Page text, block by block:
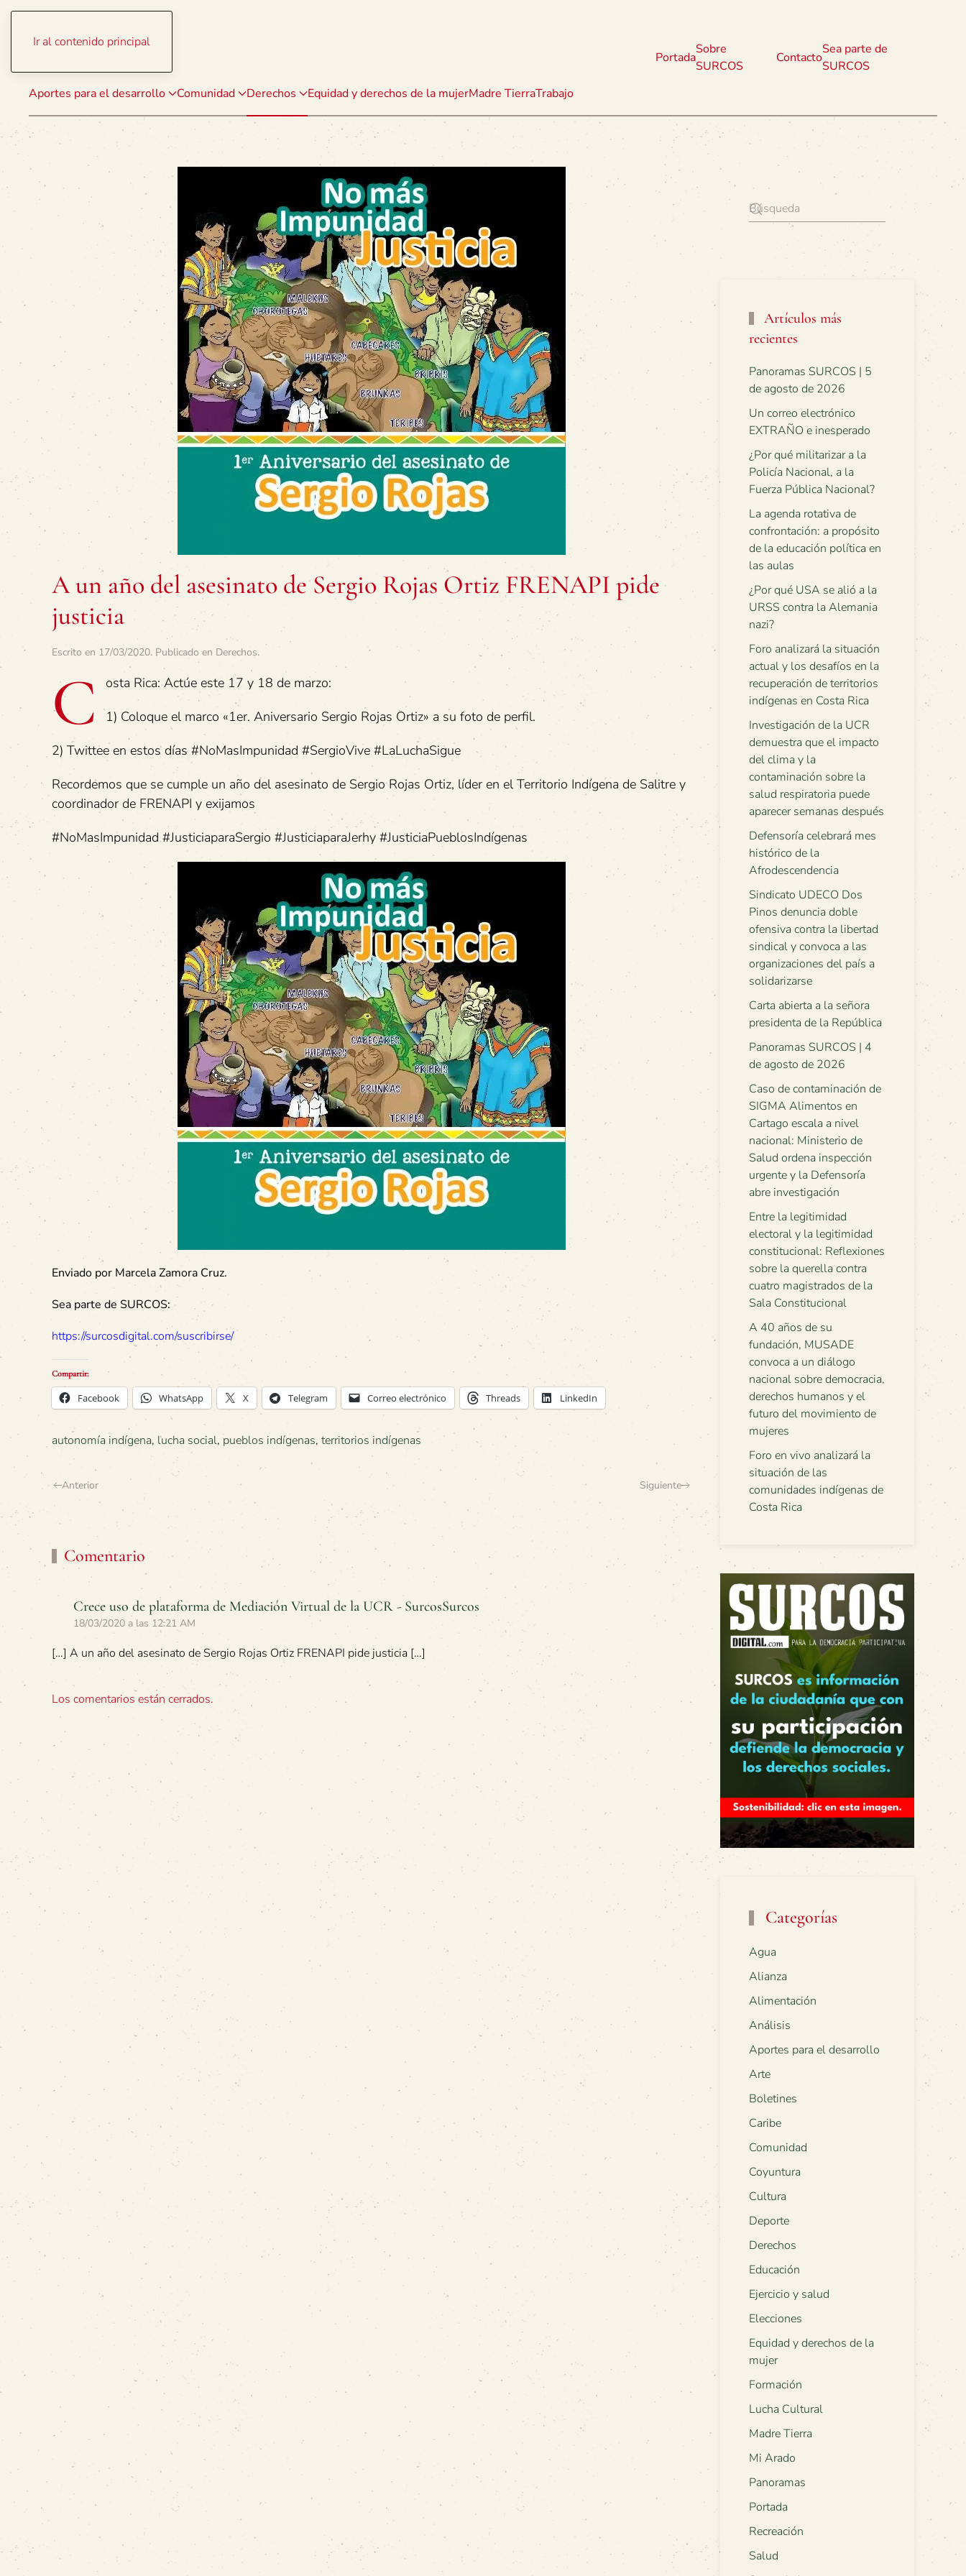
Ir al contenido principal
Aportes para el desarrollo Comunidad Derechos Equidad y derechos de la mujerMadre TierraTrabajo
Portada
Sobre
SURCOS
Contacto
Sea parte de
SURCOS
A un año del asesinato de Sergio Rojas Ortiz FRENAPI pide
justicia
Escrito en 17/03/2020. Publicado en Derechos.
C
osta Rica: Actúe este 17 y 18 de marzo:
1) Coloque el marco «1er. Aniversario Sergio Rojas Ortiz» a su foto de perfil.
2) Twittee en estos días #NoMasImpunidad #SergioVive #LaLuchaSigue
Recordemos que se cumple un año del asesinato de Sergio Rojas Ortiz, líder en el Territorio Indígena de Salitre y
coordinador de FRENAPI y exijamos
#NoMasImpunidad #JusticiaparaSergio #JusticiaparaJerhy #JusticiaPueblosIndígenas
Enviado por Marcela Zamora Cruz.
Sea parte de SURCOS:
https://surcosdigital.com/suscribirse/
Compartir:
Facebook WhatsApp X Telegram Correo electrónico Threads LinkedIn
autonomía indígena, lucha social, pueblos indígenas, territorios indígenas
Anterior Siguiente
Comentario
Crece uso de plataforma de Mediación Virtual de la UCR - SurcosSurcos
18/03/2020 a las 12:21 AM
[…] A un año del asesinato de Sergio Rojas Ortiz FRENAPI pide justicia […]
Los comentarios están cerrados.
Artículos más
recientes
Panoramas SURCOS | 5
de agosto de 2026
Un correo electrónico
EXTRAÑO e inesperado
¿Por qué militarizar a la
Policía Nacional, a la
Fuerza Pública Nacional?
La agenda rotativa de
confrontación: a propósito
de la educación política en
las aulas
¿Por qué USA se alió a la
URSS contra la Alemania
nazi?
Foro analizará la situación
actual y los desafíos en la
recuperación de territorios
indígenas en Costa Rica
Investigación de la UCR
demuestra que el impacto
del clima y la
contaminación sobre la
salud respiratoria puede
aparecer semanas después
Defensoría celebrará mes
histórico de la
Afrodescendencia
Sindicato UDECO Dos
Pinos denuncia doble
ofensiva contra la libertad
sindical y convoca a las
organizaciones del país a
solidarizarse
Carta abierta a la señora
presidenta de la República
Panoramas SURCOS | 4
de agosto de 2026
Caso de contaminación de
SIGMA Alimentos en
Cartago escala a nivel
nacional: Ministerio de
Salud ordena inspección
urgente y la Defensoría
abre investigación
Entre la legitimidad
electoral y la legitimidad
constitucional: Reflexiones
sobre la querella contra
cuatro magistrados de la
Sala Constitucional
A 40 años de su
fundación, MUSADE
convoca a un diálogo
nacional sobre democracia,
derechos humanos y el
futuro del movimiento de
mujeres
Foro en vivo analizará la
situación de las
comunidades indígenas de
Costa Rica
Categorías
Agua
Alianza
Alimentación
Análisis
Aportes para el desarrollo
Arte
Boletines
Caribe
Comunidad
Coyuntura
Cultura
Deporte
Derechos
Educación
Ejercicio y salud
Elecciones
Equidad y derechos de la
mujer
Formación
Lucha Cultural
Madre Tierra
Mi Arado
Panoramas
Portada
Recreación
Salud